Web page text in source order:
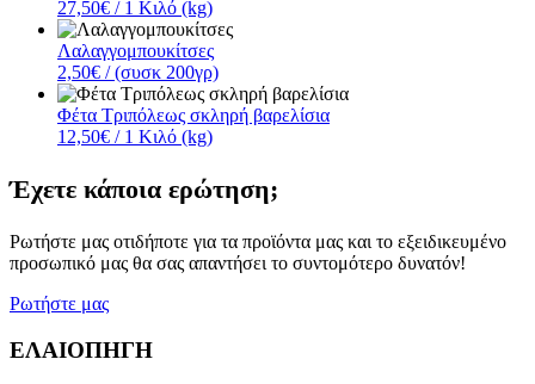
27,50€ / 1 Κιλό (kg)
Λαλαγγομπουκίτσες
2,50€ / (συσκ 200γρ)
Φέτα Τριπόλεως σκληρή βαρελίσια
12,50€ / 1 Κιλό (kg)
Έχετε κάποια ερώτηση;
Ρωτήστε μας οτιδήποτε για τα προϊόντα μας και το εξειδικευμένο
προσωπικό μας θα σας απαντήσει το συντομότερο δυνατόν!
Ρωτήστε μας
ΕΛΑΙΟΠΗΓΗ